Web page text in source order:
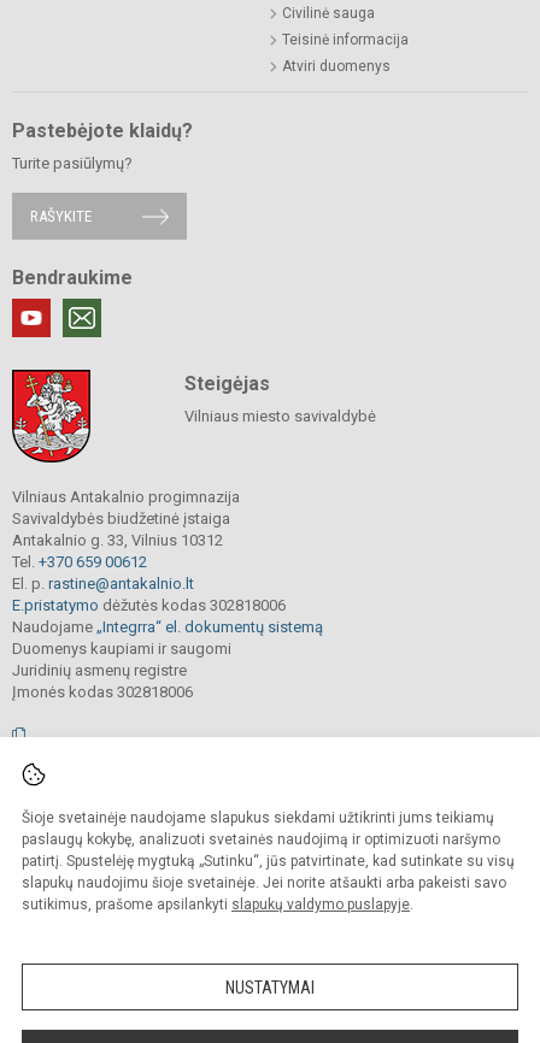
Šioje svetainėje naudojame slapukus siekdami užtikrinti jums teikiamų
paslaugų kokybę, analizuoti svetainės naudojimą ir optimizuoti naršymo
patirtį. Spustelėję mygtuką „Sutinku“, jūs patvirtinate, kad sutinkate su visų
slapukų naudojimu šioje svetainėje. Jei norite atšaukti arba pakeisti savo
sutikimus, prašome apsilankyti slapukų valdymo puslapyje.
NUSTATYMAI
Civilinė sauga
Teisinė informacija
Atviri duomenys
Pastebėjote klaidų?
Turite pasiūlymų?
RAŠYKITE
Bendraukime
Steigėjas
Vilniaus miesto savivaldybė
Vilniaus Antakalnio progimnazija
Savivaldybės biudžetinė įstaiga
Antakalnio g. 33, Vilnius 10312
Tel. +370 659 00612
El. p. rastine@antakalnio.lt
E.pristatymo dėžutės kodas 302818006
Naudojame „Integrra“ el. dokumentų sistemą
Duomenys kaupiami ir saugomi
Juridinių asmenų registre
Įmonės kodas 302818006
Kopijuoti, cituoti ar kitaip atvaizduoti internetinės svetainės turinį be raštiško
mokyklos vadovų sutikimo yra draudžiama.
Prieinamumo paraiška Slapukų valdymas
Sumanus būdas atnaujinti